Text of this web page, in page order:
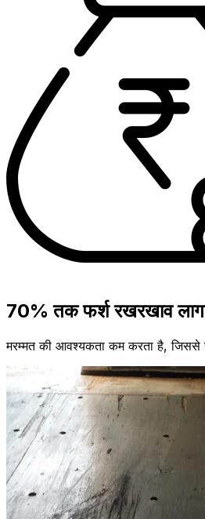
70% तक फर्श रखरखाव
मरम्मत की आवश्यकता कम करता है,